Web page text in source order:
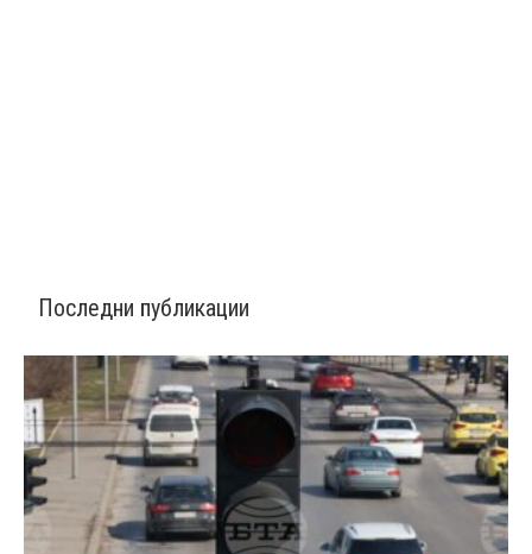
Последни публикации